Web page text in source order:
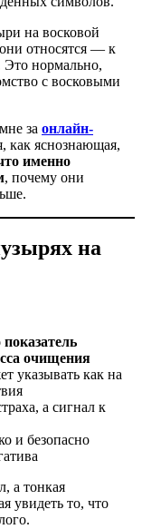
на восковой
относятся — к
нормально,
с восковыми
за онлайн-
как яснознающая,
именно
, почему они
на
очищения
указывать как на
а сигнал к
и безопасно
а тонкая
увидеть то, что